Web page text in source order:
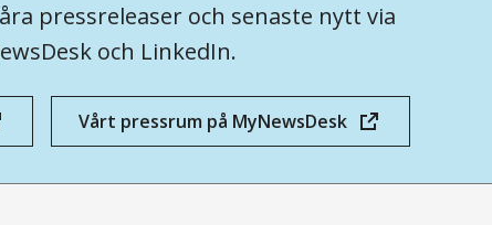
pressreleaser och senaste nytt via
och LinkedIn.
Vårt pressrum på MyNewsDesk
(öppnas